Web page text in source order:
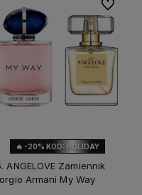
🔥 -20% KOD: HOLIDAY
ANGELOVE Zamiennik
Armani My Way
Do